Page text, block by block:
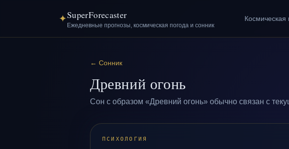
✦SuperForecaster
Ежедневные прогнозы, космическая погода и сонник
Космическая
← Сонник
Древний огонь
Сон с образом «Древний огонь» обычно связан с
ПСИХОЛОГИЯ